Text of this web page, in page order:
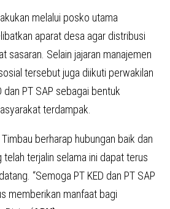
melalui posko utama
aparat desa agar distribusi
sasaran. Selain jajaran manajemen
tersebut juga diikuti perwakilan
dan PT SAP sebagai bentuk
terdampak.
berharap hubungan baik dan
telah terjalin selama ini dapat terus
“Semoga PT KED dan PT SAP
memberikan manfaat bagi